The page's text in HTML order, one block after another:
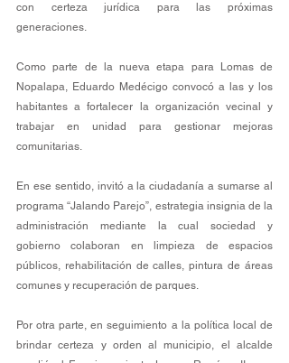
con certeza jurídica para las próximas
generaciones.
Como parte de la nueva etapa para Lomas de
Nopalapa, Eduardo Medécigo convocó a las y los
habitantes a fortalecer la organización vecinal y
trabajar en unidad para gestionar mejoras
comunitarias.
En ese sentido, invitó a la ciudadanía a sumarse al
programa “Jalando Parejo”, estrategia insignia de la
administración mediante la cual sociedad y
gobierno colaboran en limpieza de espacios
públicos, rehabilitación de calles, pintura de áreas
comunes y recuperación de parques.
Por otra parte, en seguimiento a la política local de
brindar certeza y orden al municipio, el alcalde